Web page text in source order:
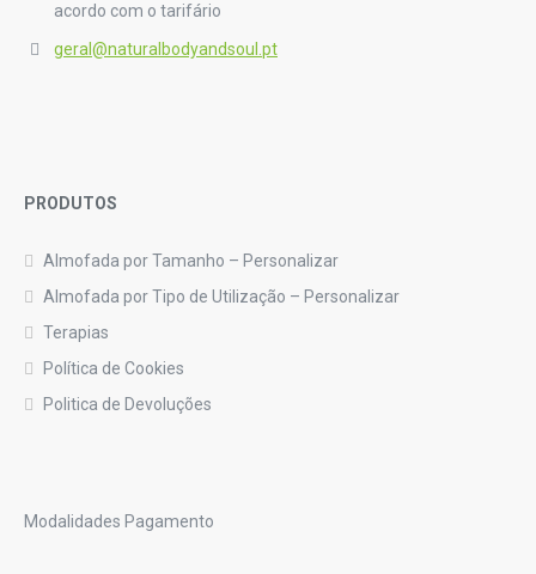
acordo com o tarifário
geral@naturalbodyandsoul.pt
PRODUTOS
Almofada por Tamanho – Personalizar
Almofada por Tipo de Utilização – Personalizar
Terapias
Política de Cookies
Politica de Devoluções
Modalidades Pagamento